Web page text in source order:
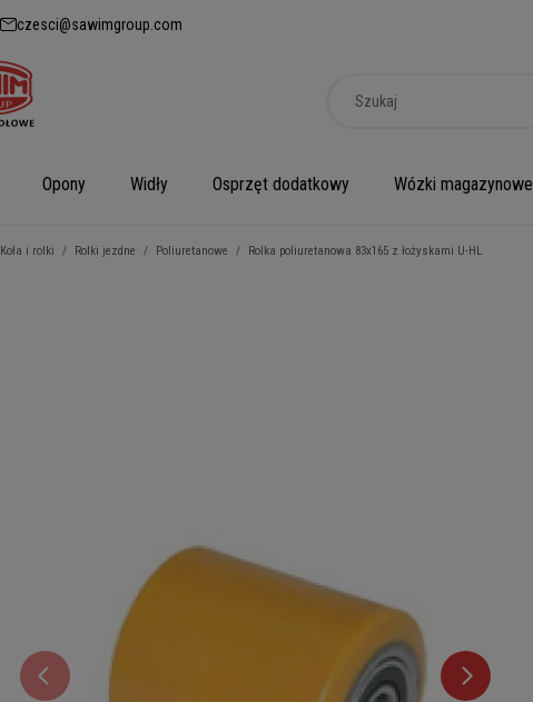
czesci@sawimgroup.com
Opony Widły Osprzęt dodatkowy Wózki magazynowe
Koła i rolki / Rolki jezdne / Poliuretanowe / Rolka poliuretanowa 83x165 z łożyskami U-HL